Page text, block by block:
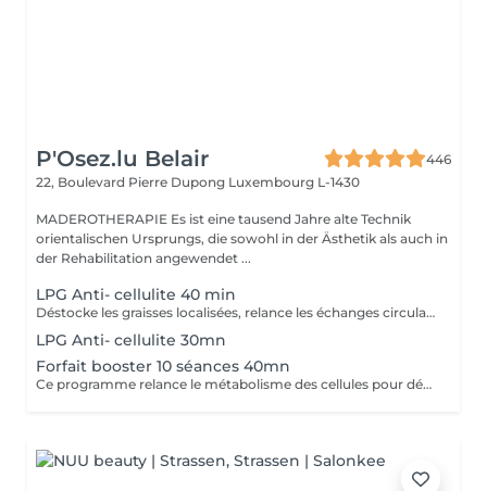
P'Osez.lu Belair
446
22, Boulevard Pierre Dupong Luxembourg L-1430
MADEROTHERAPIE Es ist eine tausend Jahre alte Technik
orientalischen Ursprungs, die sowohl in der Ästhetik als auch in
der Rehabilitation angewendet ...
LPG Anti- cellulite 40 min
Déstocke les graisses localisées, relance les échanges circulatoires et raffermit pour retrouver une peau lisse, plus ferme et un corps plus léger. Ce soin agit sur tous types de cellulite(adipeux,aqueuse et fibreuse).
LPG Anti- cellulite 30mn
Forfait booster 10 séances 40mn
Ce programme relance le métabolisme des cellules pour déstocker les graisses résistantes, lisser la cellulite et raffermir la peau. Cure à raison de 2 soins endermologie corps par semaine pendant 5 semaines .